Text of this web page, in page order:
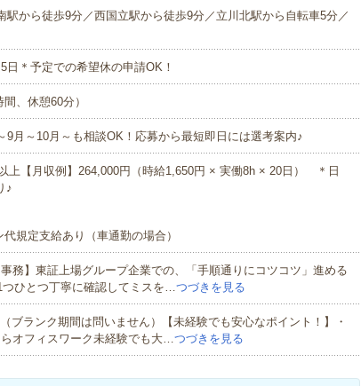
駅から徒歩9分／西国立駅から徒歩9分／立川北駅から自転車5分／
＊予定での希望休の申請OK！
、休憩60分）
9月～10月～も相談OK！応募から最短即日には選考案内♪
上【月収例】264,000円（時給1,650円 × 実働8h × 20日） ＊日
♪
規定支給あり（車通勤の場合）
事務】東証上場グループ企業での、「手順通りにコツコツ」進める
ひとつ丁寧に確認してミスを…つづきを見る
ランク期間は問いません）【未経験でも安心なポイント！】・
オフィスワーク未経験でも大…つづきを見る